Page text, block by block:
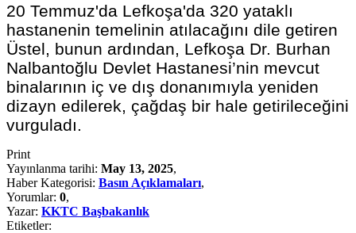
20 Temmuz'da Lefkoşa'da 320 yataklı
hastanenin temelinin atılacağını dile getiren
Üstel, bunun ardından, Lefkoşa Dr. Burhan
Nalbantoğlu Devlet Hastanesi’nin mevcut
binalarının iç ve dış donanımıyla yeniden
dizayn edilerek, çağdaş bir hale getirileceğini
vurguladı.
Print
Yayınlanma tarihi: May 13, 2025,
Haber Kategorisi: Basın Açıklamaları,
Yorumlar: 0,
Yazar: KKTC Başbakanlık
Etiketler: